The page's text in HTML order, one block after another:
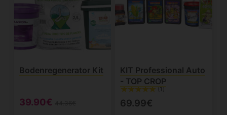
Bodenregenerator Kit
39.90€
KIT Professional Auto
- TOP CROP
(1)
69.99€